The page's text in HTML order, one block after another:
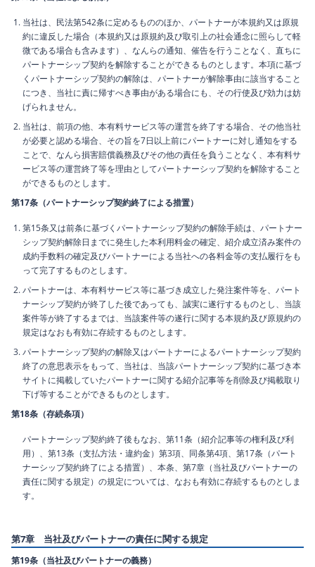
当社は、民法第542条に定めるもののほか、パートナーが本規約又は原規
約に違反した場合（本規約又は原規約及び取引上の社会通念に照らして軽
微である場合も含みます）、なんらの通知、催告を行うことなく、直ちに
パートナーシップ契約を解除することができるものとします。本項に基づ
くパートナーシップ契約の解除は、パートナーが解除事由に該当すること
につき、当社に責に帰すべき事由がある場合にも、その行使及び効力は妨
げられません。
当社は、前項の他、本有料サービス等の運営を終了する場合、その他当社
が必要と認める場合、その旨を7日以上前にパートナーに対し通知をする
ことで、なんら損害賠償義務及びその他の責任を負うことなく、本有料サ
ービス等の運営終了等を理由としてパートナーシップ契約を解除すること
ができるものとします。
第17条（パートナーシップ契約終了による措置）
第15条又は前条に基づくパートナーシップ契約の解除手続は、パートナー
シップ契約解除日までに発生した本利用料金の確定、紹介成立済み案件の
成約手数料の確定及びパートナーによる当社への各料金等の支払履行をも
って完了するものとします。
パートナーは、本有料サービス等に基づき成立した発注案件等を、パート
ナーシップ契約が終了した後であっても、誠実に遂行するものとし、当該
案件等が終了するまでは、当該案件等の遂行に関する本規約及び原規約の
規定はなおも有効に存続するものとします。
パートナーシップ契約の解除又はパートナーによるパートナーシップ契約
終了の意思表示をもって、当社は、当該パートナーシップ契約に基づき本
サイトに掲載していたパートナーに関する紹介記事等を削除及び掲載取り
下げ等することができるものとします。
第18条（存続条項）
パートナーシップ契約終了後もなお、第11条（紹介記事等の権利及び利
用）、第13条（支払方法・違約金）第3項、同条第4項、第17条（パート
ナーシップ契約終了による措置）、本条、第7章（当社及びパートナーの
責任に関する規定）の規定については、なおも有効に存続するものとしま
す。
第7章 当社及びパートナーの責任に関する規定
第19条（当社及びパートナーの義務）